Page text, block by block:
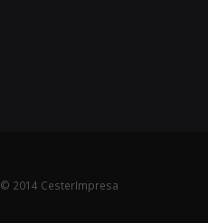
© 2014 CesterImpresa